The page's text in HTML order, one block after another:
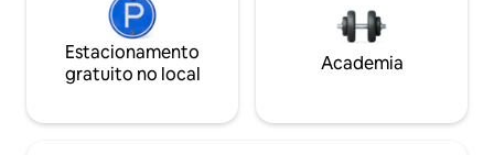
Estacionamento
gratuito no local
Academia